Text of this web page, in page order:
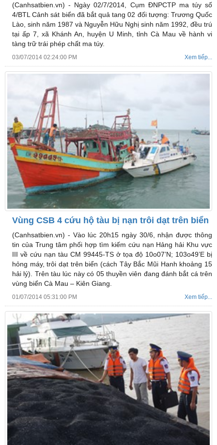
(Canhsatbien.vn) - Ngày 02/7/2014, Cụm ĐNPCTP ma túy số
4/BTL Cảnh sát biển đã bắt quả tang 02 đối tượng: Trương Quốc
Lào, sinh năm 1987 và Nguyễn Hữu Nghị sinh năm 1992, đều trú
tại ấp 7, xã Khánh An, huyện U Minh, tỉnh Cà Mau về hành vi
tàng trữ trái phép chất ma túy.
03/07/2014 02:24:00 PM Xem tiếp...
Vùng CSB 4 cứu hộ tàu bị nạn trôi dạt trên biển
(Canhsatbien.vn) - Vào lúc 20h15 ngày 30/6, nhận được thông
tin của Trung tâm phối hợp tìm kiếm cứu nạn Hảng hải Khu vực
III về cứu nạn tàu CM 99445-TS ở tọa độ 10o07’N; 103o49’E bị
hỏng máy, trôi dạt trên biển (cách Tây Bắc Mũi Hanh khoảng 15
hải lý). Trên tàu lúc này có 05 thuyền viên đang đánh bắt cá trên
vùng biển Cà Mau – Kiên Giang.
01/07/2014 05:31:00 PM Xem tiếp...